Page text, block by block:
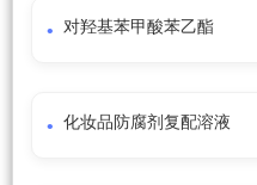
对羟基苯甲酸苯乙酯
化妆品防腐剂复配溶液